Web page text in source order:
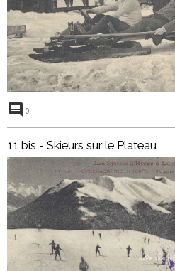
0
11 bis - Skieurs sur le Plateau